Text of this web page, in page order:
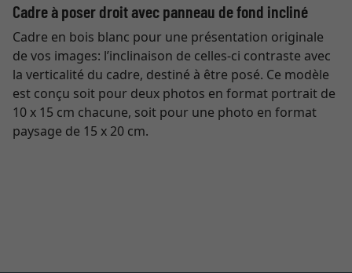
Cadre à poser droit avec panneau de fond incliné
Cadre en bois blanc pour une présentation originale
de vos images: l’inclinaison de celles-ci contraste avec
la verticalité du cadre, destiné à être posé. Ce modèle
est conçu soit pour deux photos en format portrait de
10 x 15 cm chacune, soit pour une photo en format
paysage de 15 x 20 cm.